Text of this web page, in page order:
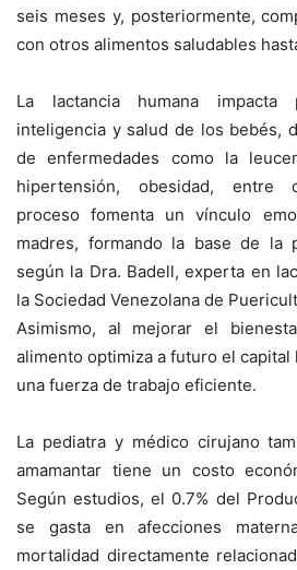
seis meses y, posteriormente,
con otros alimentos saludables
La lactancia humana impacta
inteligencia y salud de los bebés,
de enfermedades como la
hipertensión, obesidad, entre
proceso fomenta un vínculo
madres, formando la base de la
según la Dra. Badell, experta en
la Sociedad Venezolana de
Asimismo, al mejorar el
alimento optimiza a futuro el capital
una fuerza de trabajo eficiente.
La pediatra y médico cirujano
amamantar tiene un costo
Según estudios, el 0.7% del
se gasta en afecciones
mortalidad directamente